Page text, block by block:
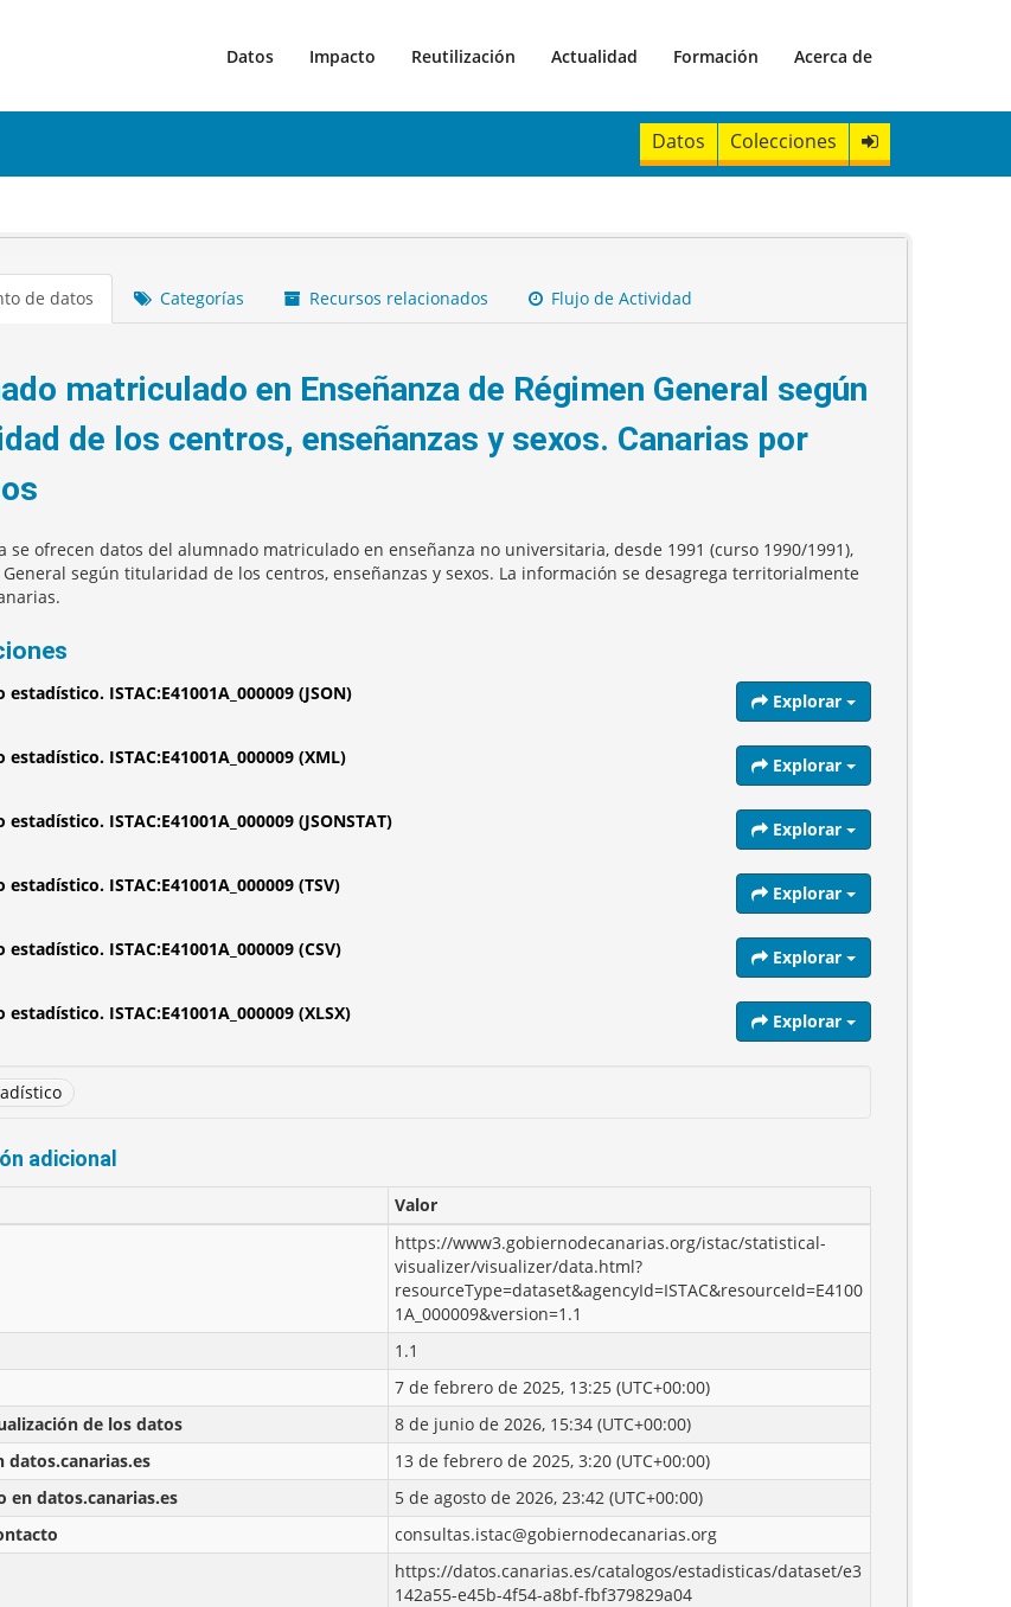
Datos Impacto Reutilización Actualidad Formación Acerca de
Datos Colecciones
de datos Categorías Recursos relacionados Flujo de Actividad
matriculado en Enseñanza de Régimen General según
de los centros, enseñanzas y sexos. Canarias por
se ofrecen datos del alumnado matriculado en enseñanza no universitaria, desde 1991 (curso 1990/1991),
según titularidad de los centros, enseñanzas y sexos. La información se desagrega territorialmente
estadístico. ISTAC:E41001A_000009 (JSON) Explorar
estadístico. ISTAC:E41001A_000009 (XML) Explorar
estadístico. ISTAC:E41001A_000009 (JSONSTAT) Explorar
estadístico. ISTAC:E41001A_000009 (TSV) Explorar
estadístico. ISTAC:E41001A_000009 (CSV) Explorar
estadístico. ISTAC:E41001A_000009 (XLSX) Explorar
adicional
Valor
https://www3.gobiernodecanarias.org/istac/statistical-
visualizer/visualizer/data.html?
resourceType=dataset&agencyId=ISTAC&resourceId=E4100
1A_000009&version=1.1
1.1
7 de febrero de 2025, 13:25 (UTC+00:00)
de los datos
8 de junio de 2026, 15:34 (UTC+00:00)
datos.canarias.es
13 de febrero de 2025, 3:20 (UTC+00:00)
en datos.canarias.es
5 de agosto de 2026, 23:42 (UTC+00:00)
consultas.istac@gobiernodecanarias.org
https://datos.canarias.es/catalogos/estadisticas/dataset/e3
142a55-e45b-4f54-a8bf-fbf379829a04